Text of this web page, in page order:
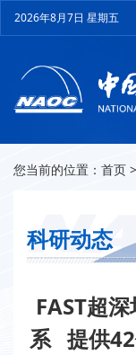
2026年8月7日 星期五
您当前的位置： 首页 >
科研动态
FAST超
系 提供42